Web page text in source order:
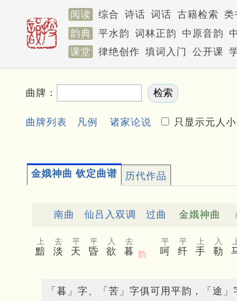
阅读 综合 诗话 词话 古籍检索 类
韵典
平水韵 词林正韵 中原音韵
课堂
律绝创作 填词入门 公开课
曲牌：
曲牌列表 凡例 诸家论说 只显示元人
金娥神曲 钦定曲谱 历代作品
南曲 仙吕入双调 过曲 金娥神曲
黯
上
淡
去
天
平
昏
平
欲
入
暮
去
韵
呵
平
纤
平
手
上
勒
入
「暮」字、「苦」字俱可用平韵，「途